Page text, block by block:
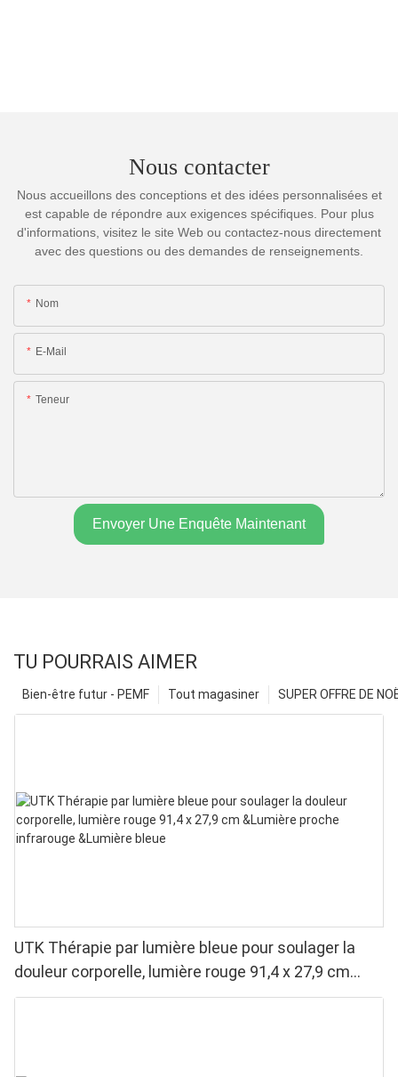
Nous contacter
Nous accueillons des conceptions et des idées personnalisées et
est capable de répondre aux exigences spécifiques. Pour plus
d'informations, visitez le site Web ou contactez-nous directement
avec des questions ou des demandes de renseignements.
Nom
E-Mail
Teneur
Envoyer Une Enquête Maintenant
TU POURRAIS AIMER
SUPER OFFRE DE
Tout magasiner
Bien-être futur - PEMF
UTK Thérapie par lumière bleue pour soulager la
douleur corporelle, lumière rouge 91,4 x 27,9 cm
&Lumière proche infrarouge &Lumière bleue